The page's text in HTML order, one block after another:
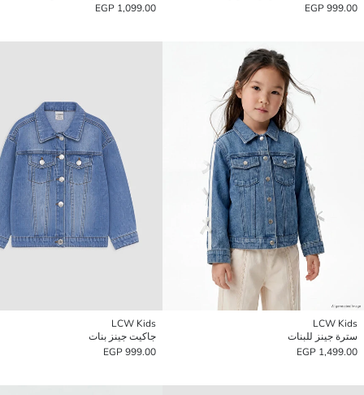
999.00 EGP
1,099.00 EGP
LCW Kids
سترة جينز للبنات
1,499.00 EGP
LCW Kids
جاكيت جينز بنات
999.00 EGP